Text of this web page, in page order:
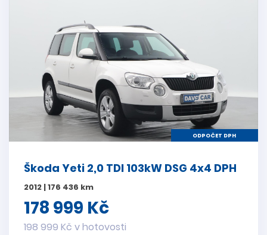
ODPOČET DPH
Škoda Yeti 2,0 TDI 103kW DSG 4x4 DPH
2012 | 176 436 km
178 999 Kč
198 999 Kč v hotovosti